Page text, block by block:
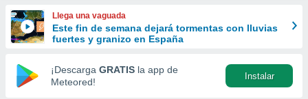
y
forma
digital
basada
Llega una vaguada
Este fin de semana dejará tormentas con lluvias
fuertes y granizo en España
¡Descarga GRATIS la app de
Meteored!
Instalar